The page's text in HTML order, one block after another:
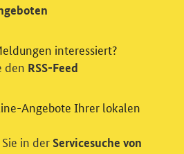
und / oder
Stelle um Ihre Einwilligung für
unserer Webseite: Wir
Statistiken verstehen, um
zu verbessern. Zusätzlich
eines Videodienstes
interessiert?
den RSS-Feed
Angebote Ihrer lokalen
in der Servicesuche von